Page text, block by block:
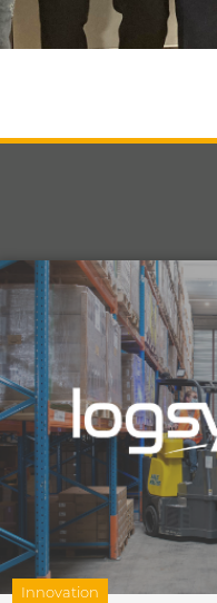
Innovation